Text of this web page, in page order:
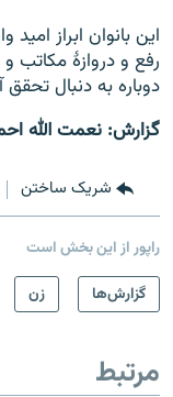
این بانوان ابراز
رفع و دروازۀ مکاتب و
دوباره به دنبال
گزارش: نعمت الله
شریک ساختن
راپور از این بخش است
گزارش‌ها
زن
مرتبط